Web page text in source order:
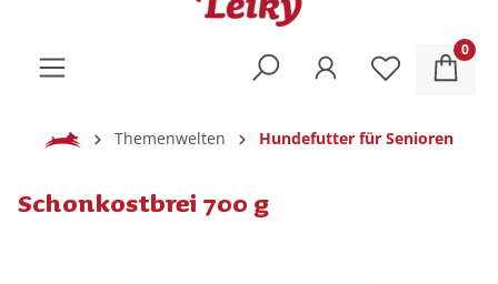
0
HomeThemenwelten Hundefutter für Senioren
Schonkostbrei 700 g